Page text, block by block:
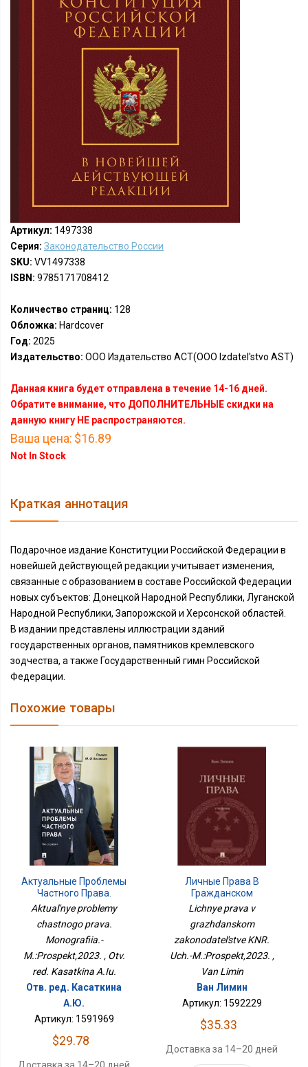
Артикул: 1497338
Серия: Законодательство России
SKU: VV1497338
ISBN: 9785171708412
Количество страниц: 128
Обложка: Hardcover
Год: 2025
Издательство: ООО Издательство АСТ(OOO Izdatel'stvo AST)
Данная книга будет отправлена в течение 14-16 дней.
Обратите внимание, что ДОПОЛНИТЕЛЬНЫЕ скидки на
данную книгу НЕ распространяются.
Ваша цена: $16.89
Not In Stock
Краткая аннотация
Подарочное издание Конституции Российской Федерации в
новейшей действующей редакции учитывает изменения,
связанные с образованием в составе Российской Федерации
новых субъектов: Донецкой Народной Республики, Луганской
Народной Республики, Запорожской и Херсонской областей.
В издании представлены иллюстрации зданий
государственных органов, памятников кремлевского
зодчества, а также Государственный гимн Российской
Федерации.
Похожие товары
Актуальные Проблемы
Частного Права.
Монография.-
М.:Проспект,2023.
Aktual'nye problemy
chastnogo prava.
Monografiia.-
M.:Prospekt,2023. , Otv.
red. Kasatkina A.Iu.
Отв. ред. Касаткина
А.Ю.
Артикул: 1591969
$29.78
Личные Права В
Гражданском
Законодательстве КНР.
Уч.-М.:Проспект,2023.
Lichnye prava v
grazhdanskom
zakonodatel'stve KNR.
Uch.-M.:Prospekt,2023. ,
Van Limin
Ван Лимин
Артикул: 1592229
$35.33
Доставка за 14–20 дней